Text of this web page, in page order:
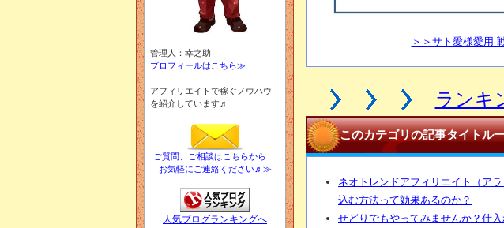
＞＞サト愛様愛用
ランキ
このカテゴリの記事タイトル
ネオトレンドアフィリエイト（ア
込む方法って効果あるのか？
せどりでもやってみませんか？仕
管理人：幸之助
プロフィールはこちら≫
アフィリエイトで稼ぐノウハウ
を紹介しています♬
ご質問、ご相談はこちらから
お気軽にご連絡ください♬≫
人気ブログランキングへ